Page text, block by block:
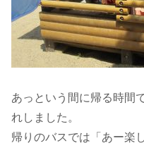
あっという間に帰る時間
れしました。
帰りのバスでは「あー楽